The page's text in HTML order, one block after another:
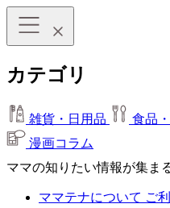
カテゴリ
雑貨・日用品 食品
漫画コラム
ママの知りたい情報が集ま
ママテナについて ご